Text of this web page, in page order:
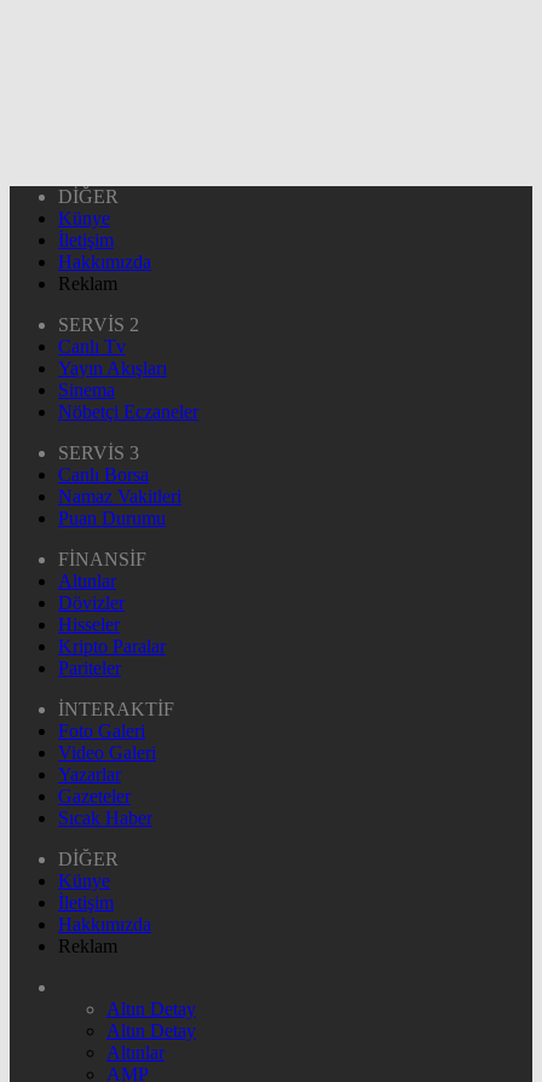
DİĞER
Künye
İletişim
Hakkımızda
Reklam
SERVİS 2
Canlı Tv
Yayın Akışları
Sinema
Nöbetçi Eczaneler
SERVİS 3
Canlı Borsa
Namaz Vakitleri
Puan Durumu
FİNANSİF
Altınlar
Dövizler
Hisseler
Kripto Paralar
Pariteler
İNTERAKTİF
Foto Galeri
Video Galeri
Yazarlar
Gazeteler
Sıcak Haber
DİĞER
Künye
İletişim
Hakkımızda
Reklam
Altın Detay
Altın Detay
Altınlar
AMP